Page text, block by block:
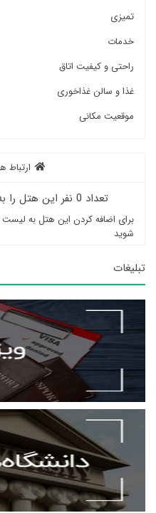
تمیزی
خدمات
راحتی و کیفیت اتاق
غذا و سالن غذاخوری
موقعیت مکانی
ارتباط
تعداد 0 نفر این هتل را به لیست خود اضافه کرده‌اند
برای اضافه کردن این هتل به لیست
شوید
تبلیغات